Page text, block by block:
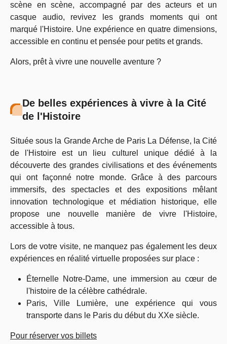
scène en scène, accompagné par des acteurs et un
casque audio, revivez les grands moments qui ont
marqué l'Histoire. Une expérience en quatre dimensions,
accessible en continu et pensée pour petits et grands.
Alors, prêt à vivre une nouvelle aventure ?
De belles expériences à vivre à la Cité
de l'Histoire
Située sous la Grande Arche de Paris La Défense, la Cité
de l'Histoire est un lieu culturel unique dédié à la
découverte des grandes civilisations et des événements
qui ont façonné notre monde. Grâce à des parcours
immersifs, des spectacles et des expositions mêlant
innovation technologique et médiation historique, elle
propose une nouvelle manière de vivre l'Histoire,
accessible à tous.
Lors de votre visite, ne manquez pas également les deux
expériences en réalité virtuelle proposées sur place :
Éternelle Notre-Dame, une immersion au cœur de
l'histoire de la célèbre cathédrale.
Paris, Ville Lumière, une expérience qui vous
transporte dans le Paris du début du XXe siècle.
Pour réserver vos billets